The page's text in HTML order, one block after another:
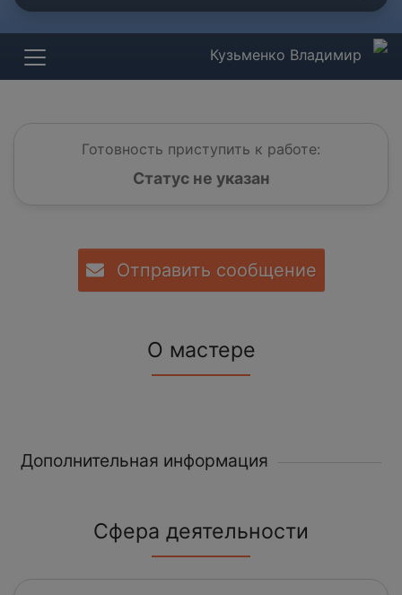
Кузьменко Владимир
Готовность приступить к работе:
Статус не указан
Отправить сообщение
О мастере
Дополнительная информация
Сфера деятельности